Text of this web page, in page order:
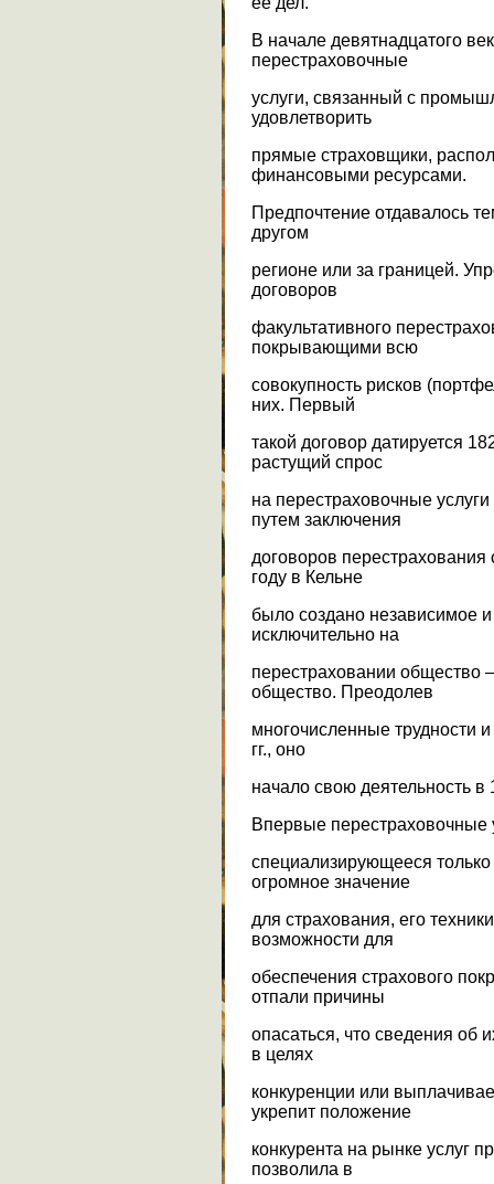
В начале девятнадцатого
перестраховочные
услуги, связанный с
удовлетворить
прямые страховщики,
финансовыми ресурсами.
Предпочтение отдавалось
другом
регионе или за границей.
договоров
факультативного
покрывающими всю
совокупность рисков
них. Первый
такой договор датируется
растущий спрос
на перестраховочные
путем заключения
договоров
году в Кельне
было создано независимое
исключительно на
перестраховании общество
общество. Преодолев
многочисленные трудности
гг., оно
начало свою деятельность в
Впервые перестраховочные
специализирующееся
огромное значение
для страхования, его
возможности для
обеспечения страхового
отпали причины
опасаться, что сведения об
в целях
конкуренции или
укрепит положение
конкурента на рынке услуг
позволила в